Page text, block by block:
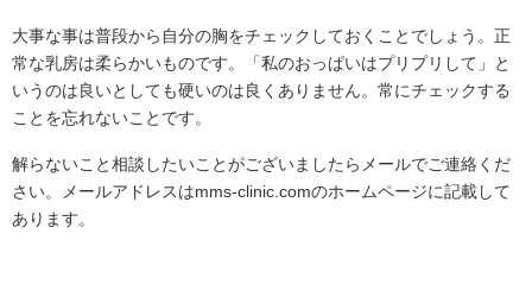
大事な事は普段から自分の胸をチェックしておくことでしょう。正
常な乳房は柔らかいものです。「私のおっぱいはプリプリして」と
いうのは良いとしても硬いのは良くありません。常にチェックする
ことを忘れないことです。
解らないこと相談したいことがございましたらメールでご連絡くだ
さい。メールアドレスはmms-clinic.comのホームページに記載して
あります。